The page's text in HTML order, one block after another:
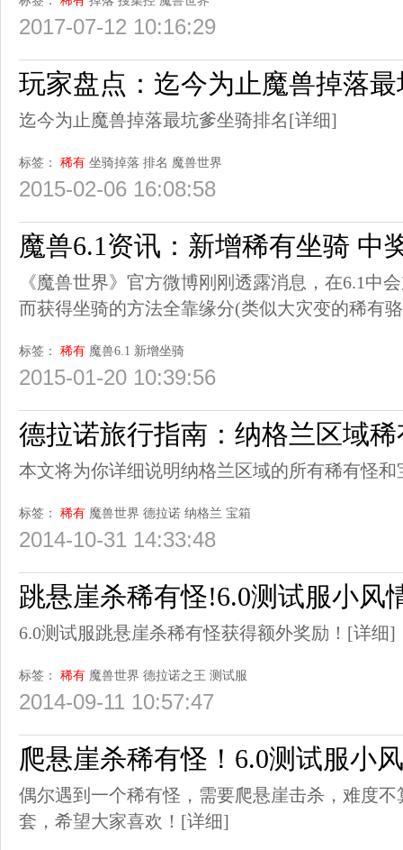
2017-07-12 10:16:29
玩家盘点：迄今为止魔兽掉落
迄今为止魔兽掉落最坑爹坐骑排名[详细]
标签： 稀有 坐骑掉落 排名 魔兽世界
2015-02-06 16:08:58
魔兽6.1资讯：新增稀有坐骑 中
《魔兽世界》官方微博刚刚透露消息，在6.1中
而获得坐骑的方法全靠缘分(类似大灾变的稀有
标签： 稀有 魔兽6.1 新增坐骑
2015-01-20 10:39:56
德拉诺旅行指南：纳格兰区域
本文将为你详细说明纳格兰区域的所有稀有怪
标签： 稀有 魔兽世界 德拉诺 纳格兰 宝箱
2014-10-31 14:33:48
跳悬崖杀稀有怪!6.0测试服小风
6.0测试服跳悬崖杀稀有怪获得额外奖励！ [详细]
标签： 稀有 魔兽世界 德拉诺之王 测试服
2014-09-11 10:57:47
爬悬崖杀稀有怪！6.0测试服小
偶尔遇到一个稀有怪，需要爬悬崖击杀，难度
套，希望大家喜欢！ [详细]